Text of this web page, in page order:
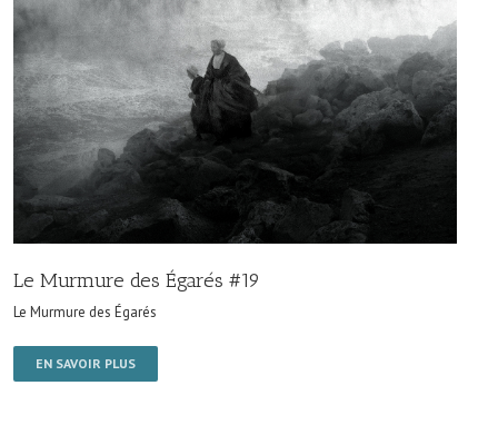
Le Murmure des Égarés #19
Le Murmure des Égarés
EN SAVOIR PLUS